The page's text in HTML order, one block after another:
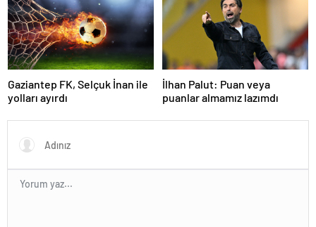
Gaziantep FK, Selçuk İnan ile
yolları ayırdı
İlhan Palut: Puan veya
puanlar almamız lazımdı